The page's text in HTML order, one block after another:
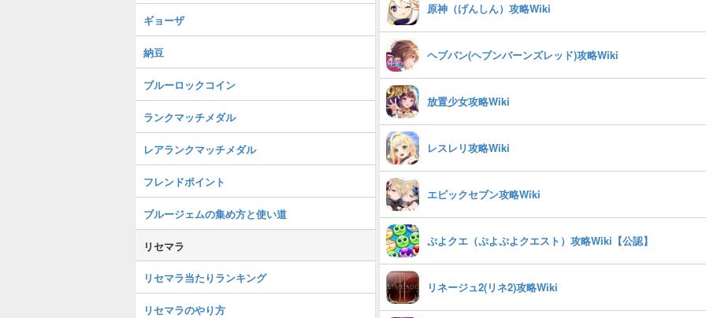
原神（げんしん）攻略Wiki
ヘブバン(ヘブンバーンズレッド)攻略Wiki
放置少女攻略Wiki
レスレリ攻略Wiki
エピックセブン攻略Wiki
ぷよクエ（ぷよぷよクエスト）攻略Wiki【公認】
リネージュ2(リネ2)攻略Wiki
ギョーザ
納豆
ブルーロックコイン
ランクマッチメダル
レアランクマッチメダル
フレンドポイント
ブルージェムの集め方と使い道
リセマラ
リセマラ当たりランキング
リセマラのやり方